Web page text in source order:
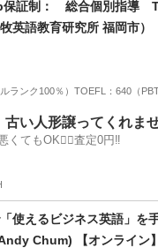
保証制： 総合個別指導
英語教育研究所 福岡市）
ランク100％）TOEFL：640（
テスト
古い人形譲ってくれま
くてもOK🙆‍♀️査定0円‼️
使えるビジネス英語」を
Chum) 【オンライン】